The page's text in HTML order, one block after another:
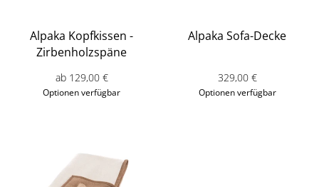
Alpaka Kopfkissen -
Zirbenholzspäne
ab 129,00 €
Optionen verfügbar
Alpaka Sofa-Decke
Verkaufspreis: 329,00
329,00 €
Optionen verfügbar